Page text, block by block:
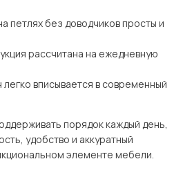
петлях без доводчиков просты и
рассчитана на ежедневную
легко вписывается в современный
порядок каждый день,
удобство и аккуратный
элементе мебели.